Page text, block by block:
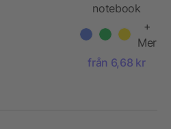
notebook
with ballpen.
Stella
+
Mer
från 6,68 kr